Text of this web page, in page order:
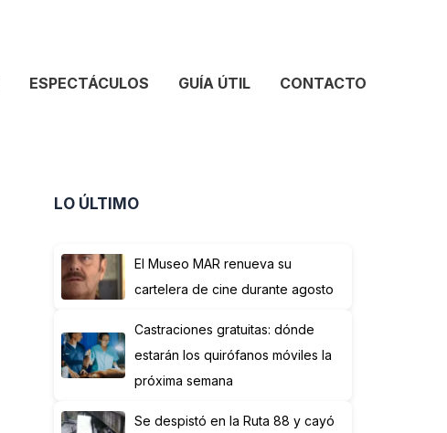
ESPECTÁCULOS GUÍA ÚTIL CONTACTO
LO ÚLTIMO
El Museo MAR renueva su
cartelera de cine durante agosto
Castraciones gratuitas: dónde
estarán los quirófanos móviles la
próxima semana
Se despistó en la Ruta 88 y cayó